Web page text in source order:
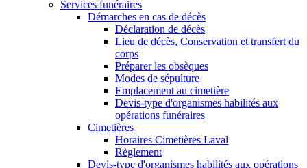
Services funéraires
Démarches en cas de décès
Déclaration de décès
Lieu de décès, Conservation et transfert du
corps
Préparer les obsèques
Modes de sépulture
Emplacement au cimetière
Devis-type d'organismes habilités aux
opérations funéraires
Cimetières
Horaires Cimetières Laval
Règlement
Devis-type d'organismes habilités aux opérations